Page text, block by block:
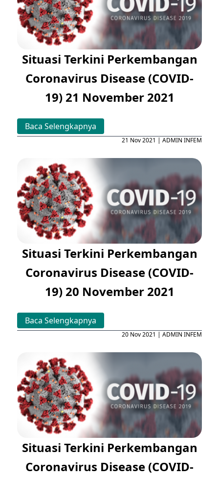
Situasi Terkini Perkembangan
Coronavirus Disease (COVID-
19) 21 November 2021
Baca Selengkapnya
21 Nov 2021 | ADMIN INFEM
Situasi Terkini Perkembangan
Coronavirus Disease (COVID-
19) 20 November 2021
Baca Selengkapnya
20 Nov 2021 | ADMIN INFEM
Situasi Terkini Perkembangan
Coronavirus Disease (COVID-